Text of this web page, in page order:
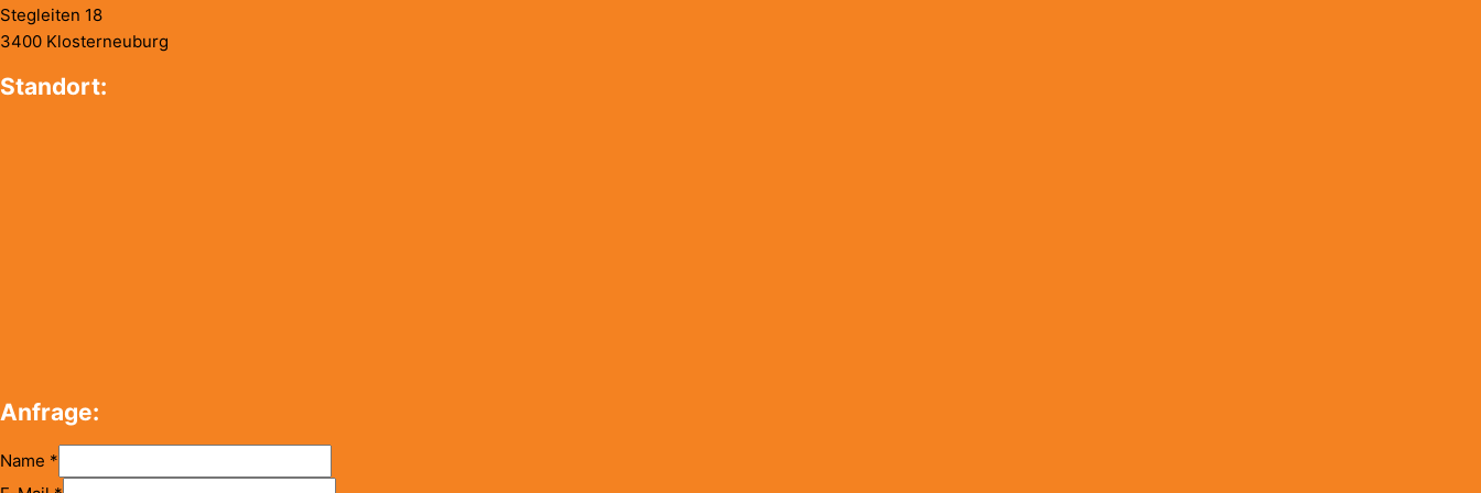
Stegleiten 18
3400 Klosterneuburg
Standort:
Anfrage:
Name *